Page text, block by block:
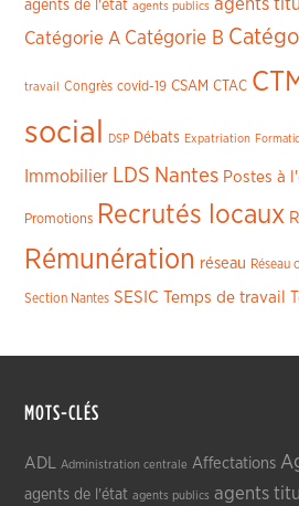
agents de l'état agents publics
Catégorie A Catégorie B
travail Congrès covid-19 CSAM CTAC
social
DSP Débats Expatriation
Immobilier LDS Nantes Postes à
Promotions Recrutés locaux
Rémunération réseau Réseau
Section Nantes SESIC Temps de travail
MOTS-CLÉS
ADL Administration centrale Affectations
agents de l'état agents publics agents